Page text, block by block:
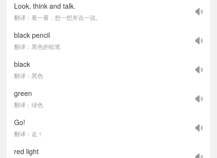
Look, think and talk.
翻译：看一看，想一想并说一说。
black pencil
翻译：黑色的铅笔
black
翻译：黑色
green
翻译：绿色
Go!
翻译：走！
red light